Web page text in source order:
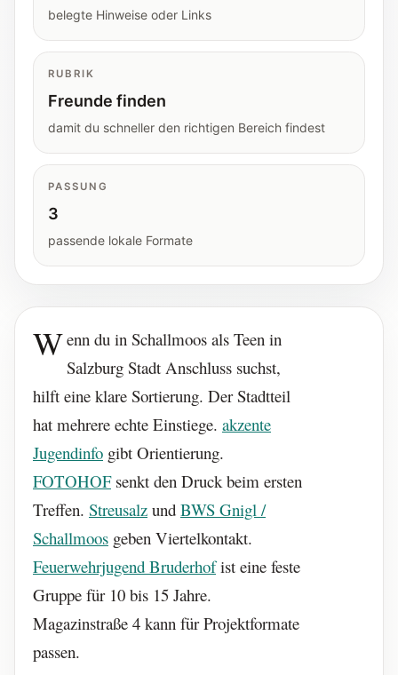
Updates
Was neu, geprüft oder erweitert wurde.
belegte Hinweise oder Links
RUBRIK
Freunde finden
damit du schneller den richtigen Bereich findest
PASSUNG
3
passende lokale Formate
Wenn du in Schallmoos als Teen in
Salzburg Stadt Anschluss suchst,
hilft eine klare Sortierung. Der Stadtteil
hat mehrere echte Einstiege. akzente
Jugendinfo gibt Orientierung.
FOTOHOFsenkt den Druck beim ersten
Treffen. Streusalz und BWS Gnigl /
Schallmoos geben Viertelkontakt.
Feuerwehrjugend Bruderhofist eine feste
Gruppe für 10 bis 15 Jahre.
Magazinstraße 4 kann für Projektformate
passen.